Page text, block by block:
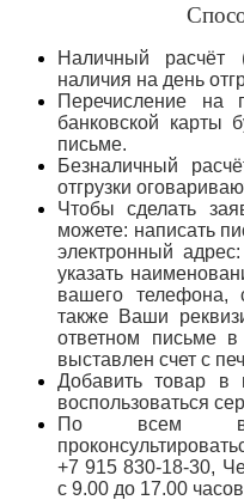
Наличный расчёт
наличия на день
Перечисление на
банковской карты
письме.
Безналичный
отгрузки
Чтобы сделать
можете: написать
электронный
указать
вашего телефона,
также Ваши
ответном письме
выставлен счет с
Добавить товар в
воспользоваться
По всем
+7 915 830-18-30,
с 9.00 до 17.00